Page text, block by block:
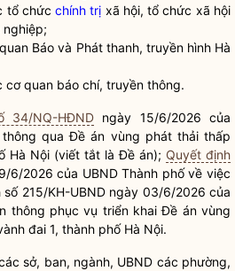
tổ chứcchính trị xã hội, tổ chức xã hội
nghiệp;
Báo và Phát thanh, truyền hình Hà
cơ quan báo chí, truyền thông.
34/NQ-HĐNDngày 15/6/2026 của
qua Đề án vùng phát thải thấp
Hà Nội (viết tắt là Đề án); Quyết định
6/2026 của UBND Thành phố về việc
215/KH-UBND ngày 03/6/2026 của
thông phục vụ triển khai Đề án vùng
đai 1, thành phố Hà Nội.
sở, ban, ngành, UBND các phường,